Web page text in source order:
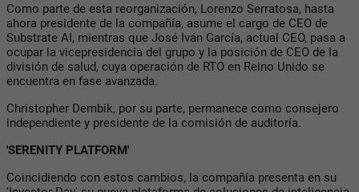
Como parte de esta reorganización, Lorenzo Serratosa, hasta
ahora presidente de la compañía, asume el cargo de CEO de
Substrate AI, mientras que José Iván García, actual CEO, pasa a
ocupar la vicepresidencia del grupo y la posición de CEO de la
división de salud, cuya operación de RTO en Reino Unido se
encuentra en fase avanzada.
Christopher Dembik, por su parte, permanece como consejero
independiente y presidente de la comisión de auditoría.
'SERENITY PLATFORM'
Coincidiendo con estos cambios, la compañía presenta en su